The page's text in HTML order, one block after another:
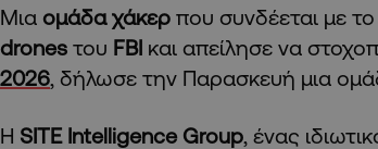
Μια ομάδα χάκερ που συνδέεται με το
drones του FBI και απείλησε να
2026, δήλωσε την Παρασκευή μια
Η SITE Intelligence Group, ένας